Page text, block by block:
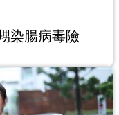
染腸病毒險